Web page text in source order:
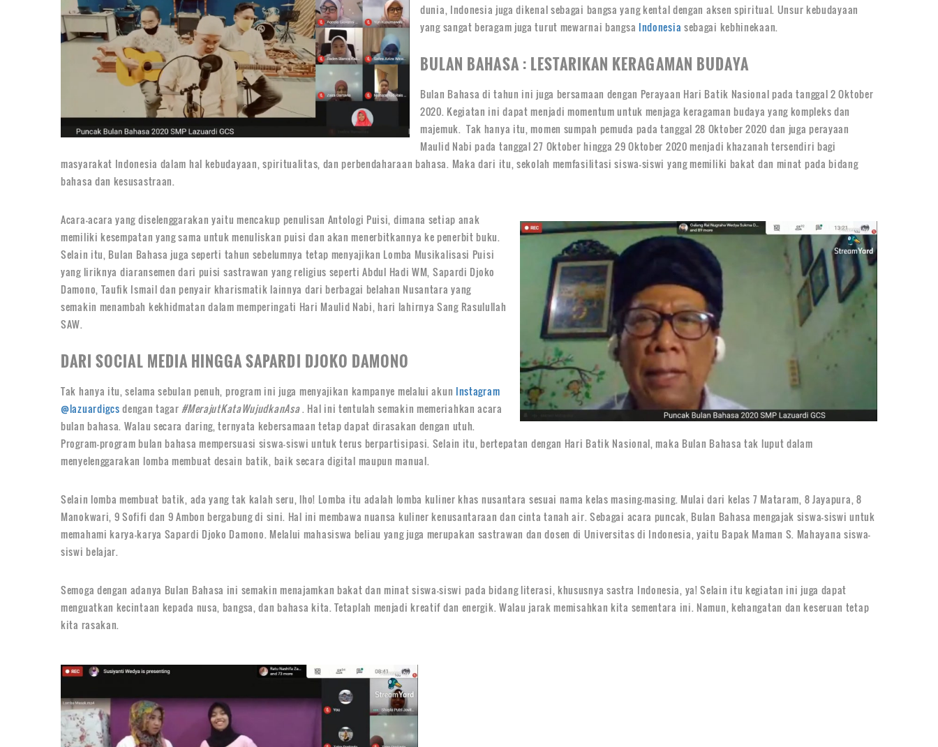
dunia, Indonesia juga dikenal sebagai bangsa yang kental dengan aksen spiritual. Unsur kebudayaan
yang sangat beragam juga turut mewarnai bangsa Indonesia sebagai kebhinekaan.
BULAN BAHASA : LESTARIKAN KERAGAMAN BUDAYA
Bulan Bahasa di tahun ini juga bersamaan dengan Perayaan Hari Batik Nasional pada tanggal 2 Oktober
2020. Kegiatan ini dapat menjadi momentum untuk menjaga keragaman budaya yang kompleks dan
majemuk. Tak hanya itu, momen sumpah pemuda pada tanggal 28 Oktober 2020 dan juga perayaan
Maulid Nabi pada tanggal 27 Oktober hingga 29 Oktober 2020 menjadi khazanah tersendiri bagi
masyarakat Indonesia dalam hal kebudayaan, spiritualitas, dan perbendaharaan bahasa. Maka dari itu, sekolah memfasilitasi siswa-siswi yang memiliki bakat dan minat pada bidang
bahasa dan kesusastraan.
Acara-acara yang diselenggarakan yaitu mencakup penulisan Antologi Puisi, dimana setiap anak
memiliki kesempatan yang sama untuk menuliskan puisi dan akan menerbitkannya ke penerbit buku.
Selain itu, Bulan Bahasa juga seperti tahun sebelumnya tetap menyajikan Lomba Musikalisasi Puisi
yang liriknya diaransemen dari puisi sastrawan yang religius seperti Abdul Hadi WM, Sapardi Djoko
Damono, Taufik Ismail dan penyair kharismatik lainnya dari berbagai belahan Nusantara yang
semakin menambah kekhidmatan dalam memperingati Hari Maulid Nabi, hari lahirnya Sang Rasulullah
SAW.
DARI SOCIAL MEDIA HINGGA SAPARDI DJOKO DAMONO
Tak hanya itu, selama sebulan penuh, program ini juga menyajikan kampanye melalui akun Instagram
@lazuardigcsdengan tagar #MerajutKataWujudkanAsa. Hal ini tentulah semakin memeriahkan acara
bulan bahasa. Walau secara daring, ternyata kebersamaan tetap dapat dirasakan dengan utuh.
Program-program bulan bahasa mempersuasi siswa-siswi untuk terus berpartisipasi. Selain itu, bertepatan dengan Hari Batik Nasional, maka Bulan Bahasa tak luput dalam
menyelenggarakan lomba membuat desain batik, baik secara digital maupun manual.
Selain lomba membuat batik, ada yang tak kalah seru, lho! Lomba itu adalah lomba kuliner khas nusantara sesuai nama kelas masing-masing. Mulai dari kelas 7 Mataram, 8 Jayapura, 8
Manokwari, 9 Sofifi dan 9 Ambon bergabung di sini. Hal ini membawa nuansa kuliner kenusantaraan dan cinta tanah air. Sebagai acara puncak, Bulan Bahasa mengajak siswa-siswi untuk
memahami karya-karya Sapardi Djoko Damono. Melalui mahasiswa beliau yang juga merupakan sastrawan dan dosen di Universitas di Indonesia, yaitu Bapak Maman S. Mahayana siswa-
siswi belajar.
Semoga dengan adanya Bulan Bahasa ini semakin menajamkan bakat dan minat siswa-siswi pada bidang literasi, khususnya sastra Indonesia, ya! Selain itu kegiatan ini juga dapat
menguatkan kecintaan kepada nusa, bangsa, dan bahasa kita. Tetaplah menjadi kreatif dan energik. Walau jarak memisahkan kita sementara ini. Namun, kehangatan dan keseruan tetap
kita rasakan.